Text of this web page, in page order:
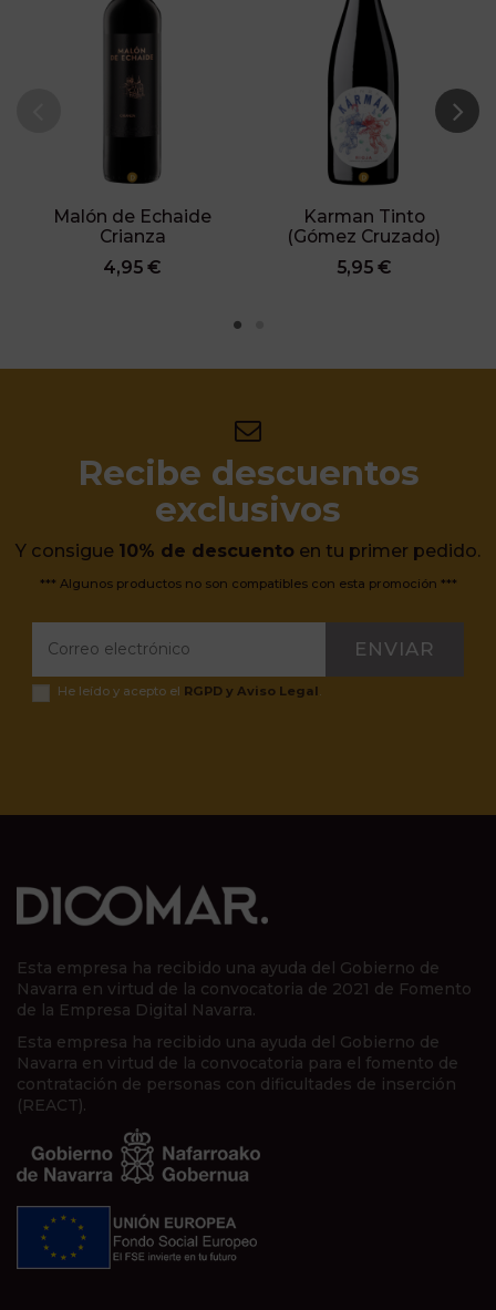
Malón de Echaide
Crianza
4,95 €
Karman Tinto
(Gómez Cruzado)
5,95 €
Recibe descuentos
exclusivos
Y consigue 10% de descuento en tu primer pedido.
*** Algunos productos no son compatibles con esta promoción ***
ENVIAR
He leído y acepto el RGPD y Aviso Legal.
Esta empresa ha recibido una ayuda del Gobierno de
Navarra en virtud de la convocatoria de 2021 de Fomento
de la Empresa Digital Navarra.
Esta empresa ha recibido una ayuda del Gobierno de
Navarra en virtud de la convocatoria para el fomento de
contratación de personas con dificultades de inserción
(REACT).